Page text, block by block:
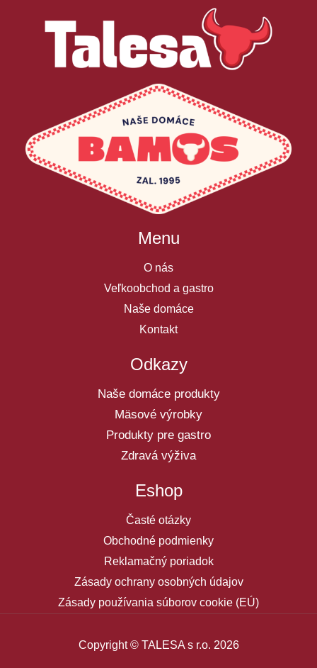
Menu
O nás
Veľkoobchod a gastro
Naše domáce
Kontakt
Odkazy
Naše domáce produkty
Mäsové výrobky
Produkty pre gastro
Zdravá výživa
Eshop
Časté otázky
Obchodné podmienky
Reklamačný poriadok
Zásady ochrany osobných údajov
Zásady používania súborov cookie (EÚ)
Copyright © TALESA s r.o. 2026